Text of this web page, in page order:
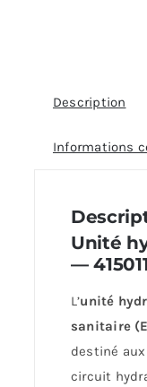
Description
Informations
Unité
—
L’unité
sanitaire
destiné aux
circuit